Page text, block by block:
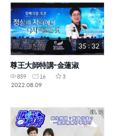
35 : 32
尊王大師特講-金蓮淑
859 16
3
2022.08.09